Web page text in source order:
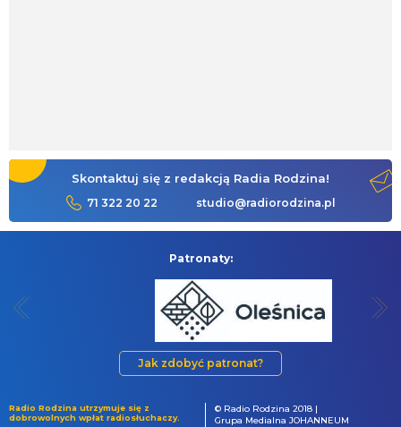
Skontaktuj się z redakcją Radia Rodzina!
71 322 20 22 studio@radiorodzina.pl
Patronaty:
Jak zdobyć patronat?
Radio Rodzina utrzymuje się z
dobrowolnych wpłat radiosłuchaczy.
© Radio Rodzina 2018 |
Grupa Medialna JOHANNEUM